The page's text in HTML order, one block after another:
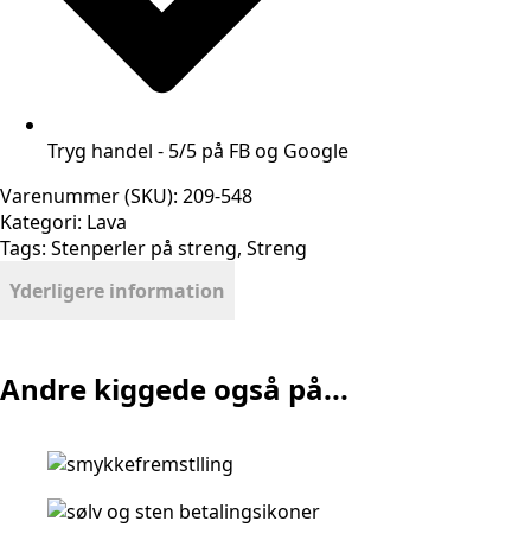
Tryg handel - 5/5 på FB og Google
Varenummer (SKU): 209-548
Kategori: Lava
Tags: Stenperler på streng, Streng
Yderligere information
Andre kiggede også på...